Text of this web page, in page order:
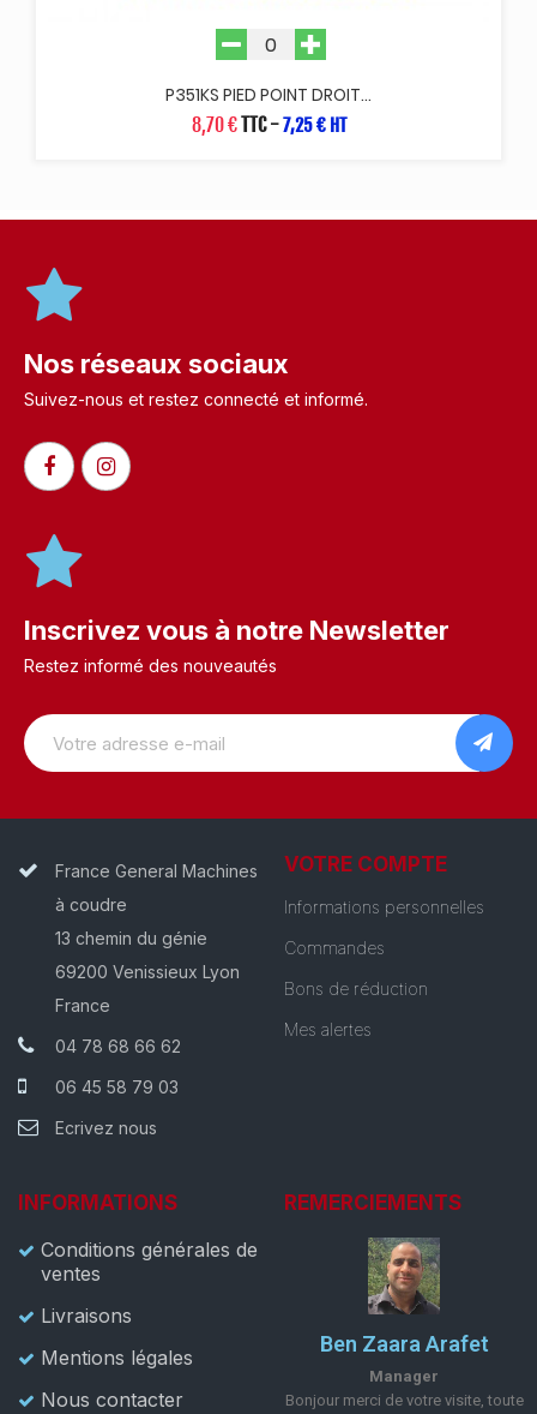
P351KS PIED POINT DROIT...
8,70 €TTC-7,25 € HT
Nos réseaux sociaux
Suivez-nous et restez connecté et informé.​
Inscrivez vous à notre Newsletter
Restez informé des nouveautés
France General Machines
à coudre
13 chemin du génie
69200 Venissieux Lyon
France
04 78 68 66 62
06 45 58 79 03
Ecrivez nous
VOTRE COMPTE
Informations personnelles
Commandes
Bons de réduction
Mes alertes
INFORMATIONS
Conditions générales de
ventes
Livraisons
Mentions légales
Nous contacter
REMERCIEMENTS
Ben Zaara Arafet
Manager
Bonjour merci de votre visite, toute